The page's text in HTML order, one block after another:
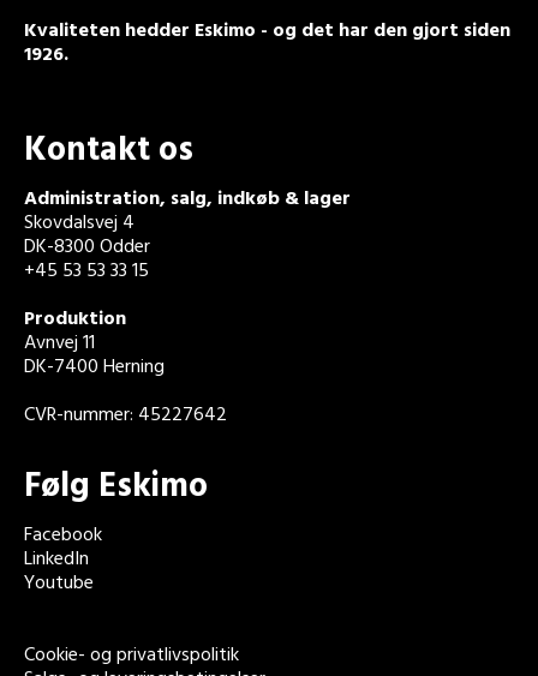
Kvaliteten hedder Eskimo - og det har den gjort siden
1926.
Kontakt os
Administration, salg, indkøb & lager
Skovdalsvej 4
DK-8300 Odder
+45 53 53 33 15
Produktion
Avnvej 11
DK-7400 Herning
CVR-nummer: 45227642
Følg Eskimo
Facebook
LinkedIn
Youtube
Cookie- og privatlivspolitik